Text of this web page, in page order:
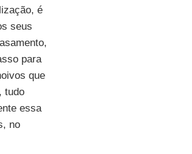
é
seus
para
que
tudo
essa
no